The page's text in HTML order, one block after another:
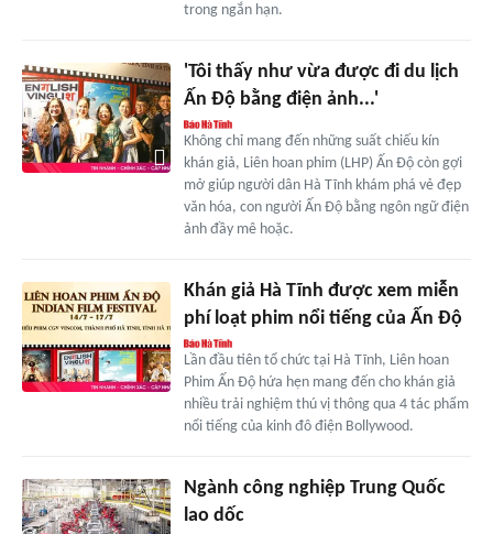
trong ngắn hạn.
'Tôi thấy như vừa được đi du lịch
Ấn Độ bằng điện ảnh...'
Không chỉ mang đến những suất chiếu kín
khán giả, Liên hoan phim (LHP) Ấn Độ còn gợi
mở giúp người dân Hà Tĩnh khám phá vẻ đẹp
văn hóa, con người Ấn Độ bằng ngôn ngữ điện
ảnh đầy mê hoặc.
Khán giả Hà Tĩnh được xem miễn
phí loạt phim nổi tiếng của Ấn Độ
Lần đầu tiên tổ chức tại Hà Tĩnh, Liên hoan
Phim Ấn Độ hứa hẹn mang đến cho khán giả
nhiều trải nghiệm thú vị thông qua 4 tác phẩm
nổi tiếng của kinh đô điện Bollywood.
Ngành công nghiệp Trung Quốc
lao dốc